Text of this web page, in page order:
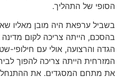
הסופי של התהליך.
בשביל ערפאת היה מובן מאליו
בהסכם, הייתה צריכה לקום
הגדה והרצועה, אולי עם חילופי-
המזרחית הייתה צריכה להפוך
את מתחם המסגדים. את